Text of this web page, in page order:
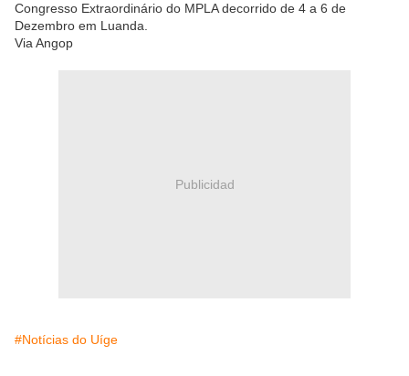
Congresso Extraordinário do MPLA decorrido de 4 a 6 de
Dezembro em Luanda.
Via Angop
Publicidad
#Notícias do Uíge